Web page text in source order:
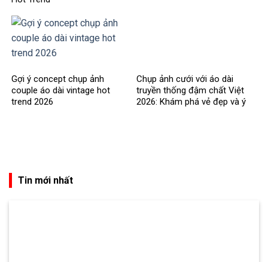
Gợi ý concept chụp ảnh
couple áo dài vintage hot
trend 2026
Chụp ảnh cưới với áo dài
truyền thống đậm chất Việt
2026: Khám phá vẻ đẹp và ý
Tin mới nhất